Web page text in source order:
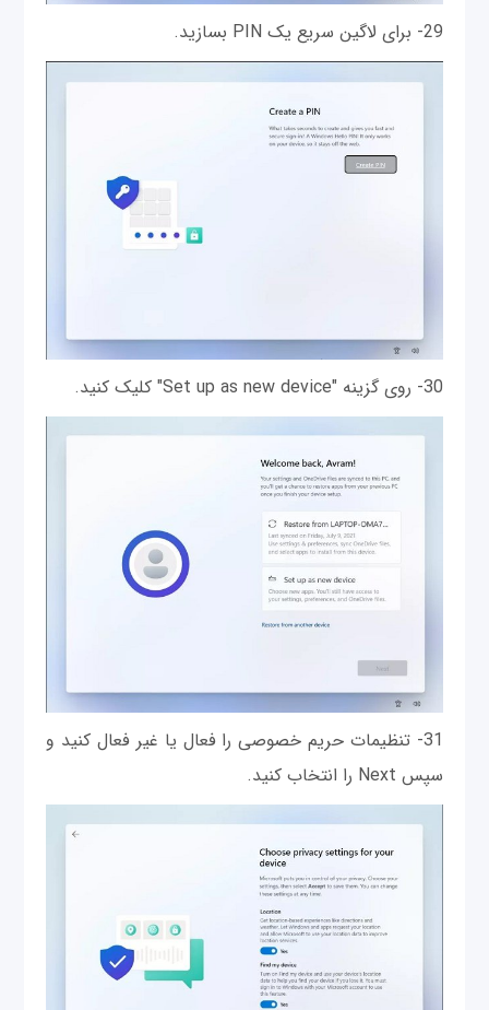
29- برای لاگین سریع یک PIN بسازید.
30- روی گزینه "Set up as new device" کلیک کنید.
31- تنظیمات حریم خصوصی را فعال یا غیر فعال کنید و
سپس Next را انتخاب کنید.